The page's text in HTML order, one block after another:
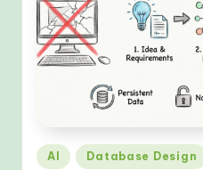
w
s
&
d
Posted
AI Database Design